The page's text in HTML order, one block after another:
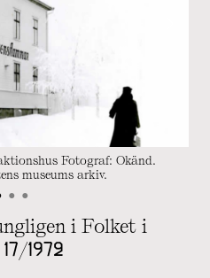
Fotograf: Okänd.
museums arkiv.
• •
i Folket i
1972